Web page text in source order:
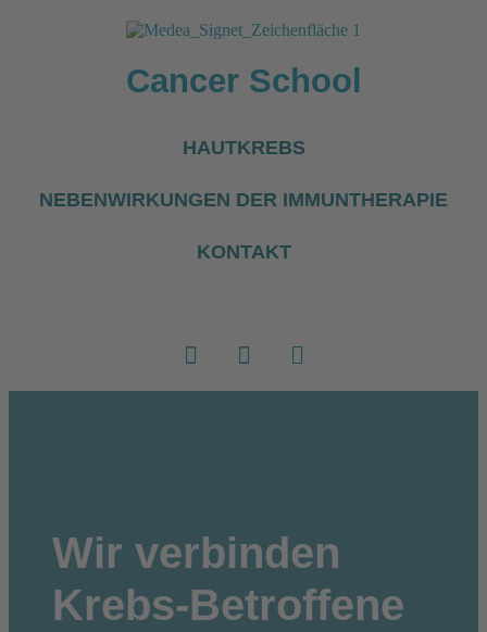
Cancer School
HAUTKREBS
NEBENWIRKUNGEN DER IMMUNTHERAPIE
KONTAKT
Wir verbinden
Krebs-Betroffene